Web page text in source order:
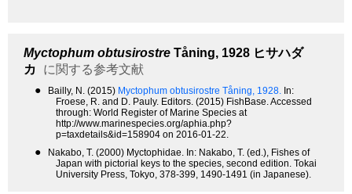
Myctophum obtusirostre Tåning, 1928 ヒサハダ
カ
に関する参考文献
● Bailly, N. (2015) Myctophum obtusirostre Tåning, 1928. In:
Froese, R. and D. Pauly. Editors. (2015) FishBase. Accessed
through: World Register of Marine Species at
http://www.marinespecies.org/aphia.php?
p=taxdetails&id=158904 on 2016-01-22.
●
Nakabo, T. (2000) Myctophidae. In: Nakabo, T. (ed.), Fishes of
Japan with pictorial keys to the species, second edition. Tokai
University Press, Tokyo, 378-399, 1490-1491 (in Japanese).